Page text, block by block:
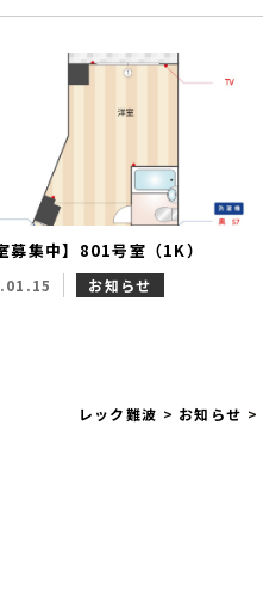
募集中】801号室（1K）
お知らせ
レック難波 > お知らせ >